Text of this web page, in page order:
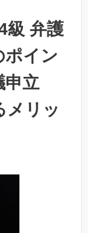
級 弁護
ポイン
申立
メリッ